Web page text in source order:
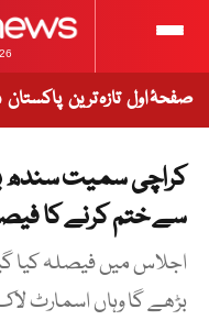
صفحۂ اول تازہ ترین پاکستان
سے ختم کرنے کا
اجلاس میں فیصلہ کیا
بڑھے گا وہاں اسمارٹ